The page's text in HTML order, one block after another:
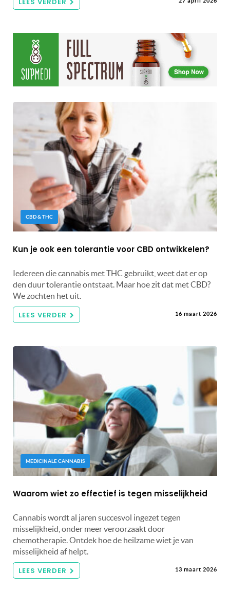
LEES VERDER
CBD & THC
Kun je ook een tolerantie voor CBD ontwikkelen?
Iedereen die cannabis met THC gebruikt, weet dat er op
den duur tolerantie ontstaat. Maar hoe zit dat met CBD?
We zochten het uit.
LEES VERDER 16 maart 2026
MEDICINALE CANNABIS
Waarom wiet zo effectief is tegen misselijkheid
Cannabis wordt al jaren succesvol ingezet tegen
misselijkheid, onder meer veroorzaakt door
chemotherapie. Ontdek hoe de heilzame wiet je van
misselijkheid af helpt.
LEES VERDER 13 maart 2026